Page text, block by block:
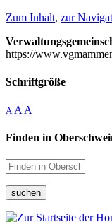
Zum Inhalt, zur
https://
Schriftgröße
A A A
Finden in
suchen